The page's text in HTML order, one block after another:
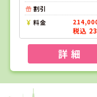
割引
料金
税込
詳 細
1